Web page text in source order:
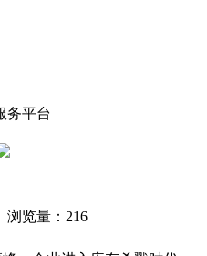
务平台
浏览量：216